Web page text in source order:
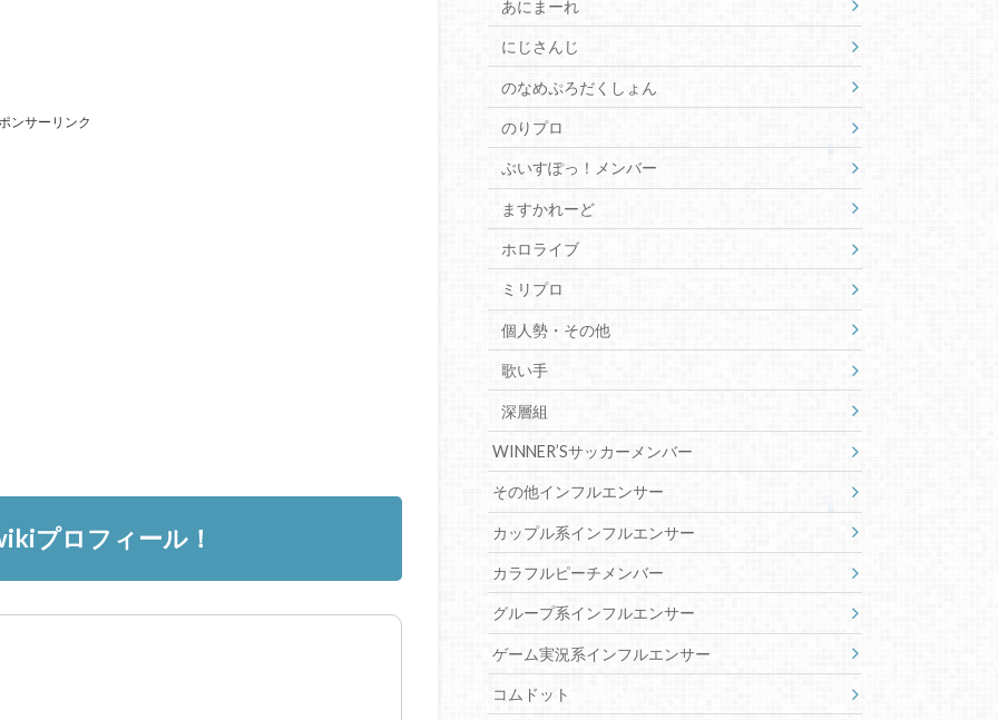
ンサーリンク
プロフィール！
あにまーれ
にじさんじ
のなめぷろだくしょん
のりプロ
ぶいすぽっ！メンバー
ますかれーど
ホロライブ
ミリプロ
個人勢・その他
歌い手
深層組
WINNER’Sサッカーメンバー
その他インフルエンサー
カップル系インフルエンサー
カラフルピーチメンバー
グループ系インフルエンサー
ゲーム実況系インフルエンサー
コムドット